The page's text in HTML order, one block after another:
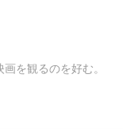
を観るのを好む。